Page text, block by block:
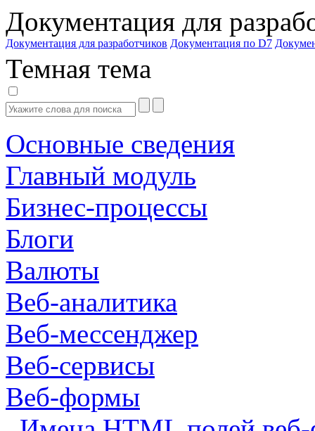
Документация для
Документация для разработчиков Документация по D7
Темная тема
Основные сведения
Главный модуль
Бизнес-процессы
Блоги
Валюты
Веб-аналитика
Веб-мессенджер
Веб-сервисы
Веб-формы